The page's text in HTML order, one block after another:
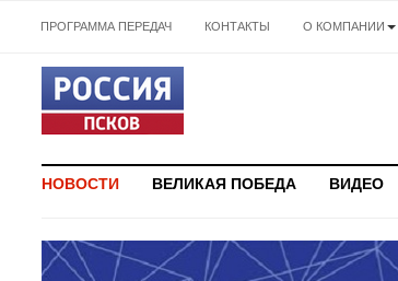
ПРОГРАММА ПЕРЕДАЧ КОНТАКТЫ О КОМПАНИИ
НОВОСТИ ВЕЛИКАЯ ПОБЕДА ВИДЕО